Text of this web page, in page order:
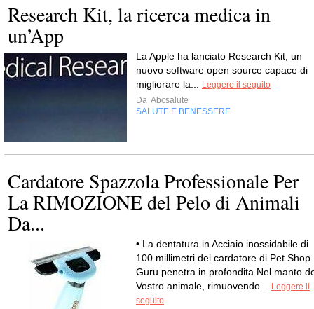
Research Kit, la ricerca medica in
un’App
La Apple ha lanciato Research Kit, un
nuovo software open source capace di
migliorare la...
Leggere il seguito
Da Abcsalute
SALUTE E BENESSERE
Cardatore Spazzola Professionale Per
La RIMOZIONE del Pelo di Animali
Da...
• La dentatura in Acciaio inossidabile di
100 millimetri del cardatore di Pet Shop
Guru penetra in profondita Nel manto
Vostro animale, rimuovendo...
Leggere il
seguito